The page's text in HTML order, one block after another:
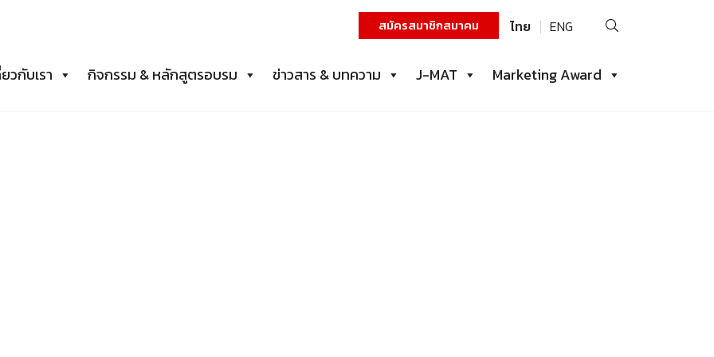
สมัครสมาชิกสมาคม ไทย ENG
ค้นหา
วกับเรา
กิจกรรม & หลักสูตรอบรม ข่าวสาร & บทความ J-MAT Marketing Award